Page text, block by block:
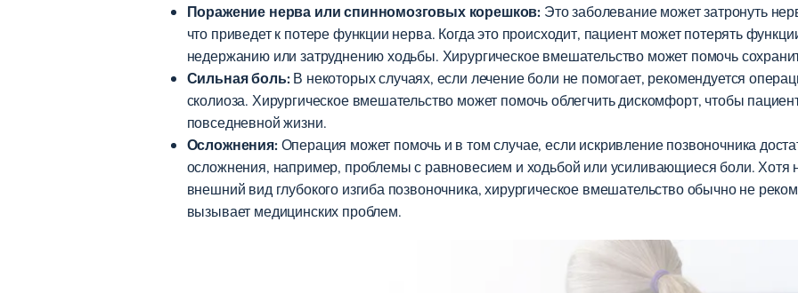
Поражение нерва или спинномозговых корешков: Это заболевание может затронуть
что приведет к потере функции нерва. Когда это происходит, пациент может потерять
недержанию или затруднению ходьбы. Хирургическое вмешательство может помочь
Сильная боль:В некоторых случаях, если лечение боли не помогает, рекомендуется
сколиоза. Хирургическое вмешательство может помочь облегчить дискомфорт, чтобы
повседневной жизни.
Осложнения:Операция может помочь и в том случае, если искривление позвоночника
осложнения, например, проблемы с равновесием и ходьбой или усиливающиеся боли. Хотя
внешний вид глубокого изгиба позвоночника, хирургическое вмешательство обычно не
вызывает медицинских проблем.